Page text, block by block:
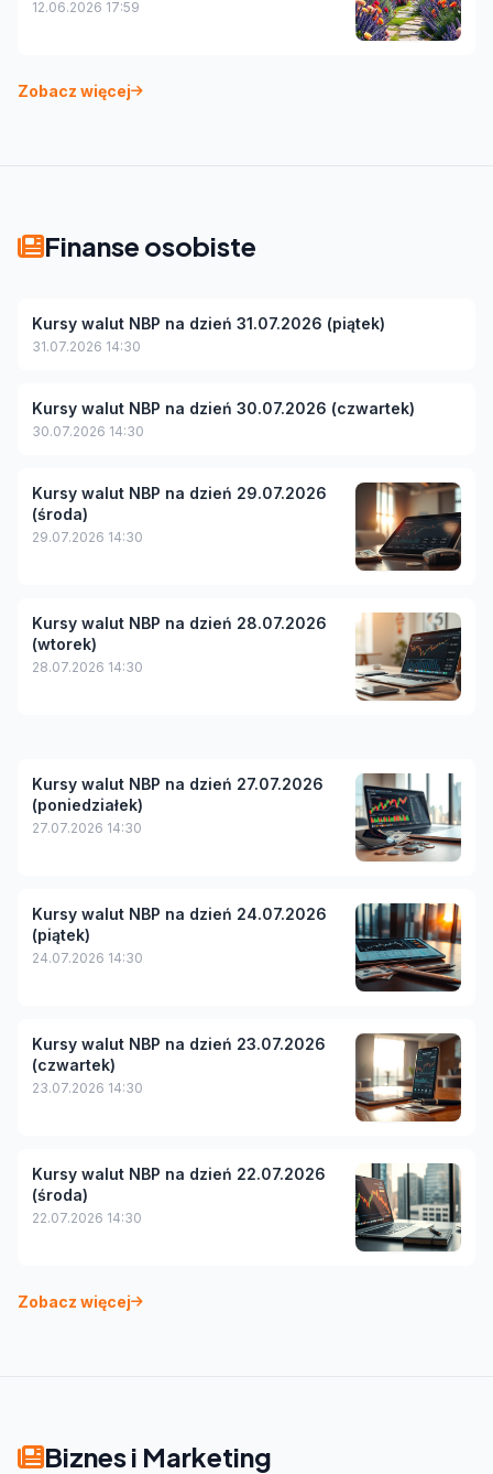
12.06.2026 17:59
Zobacz więcej
Finanse osobiste
Kursy walut NBP na dzień 31.07.2026 (piątek)
31.07.2026 14:30
Kursy walut NBP na dzień 30.07.2026 (czwartek)
30.07.2026 14:30
Kursy walut NBP na dzień 29.07.2026
(środa)
29.07.2026 14:30
Kursy walut NBP na dzień 28.07.2026
(wtorek)
28.07.2026 14:30
Kursy walut NBP na dzień 27.07.2026
(poniedziałek)
27.07.2026 14:30
Kursy walut NBP na dzień 24.07.2026
(piątek)
24.07.2026 14:30
Kursy walut NBP na dzień 23.07.2026
(czwartek)
23.07.2026 14:30
Kursy walut NBP na dzień 22.07.2026
(środa)
22.07.2026 14:30
Zobacz więcej
Biznes i Marketing